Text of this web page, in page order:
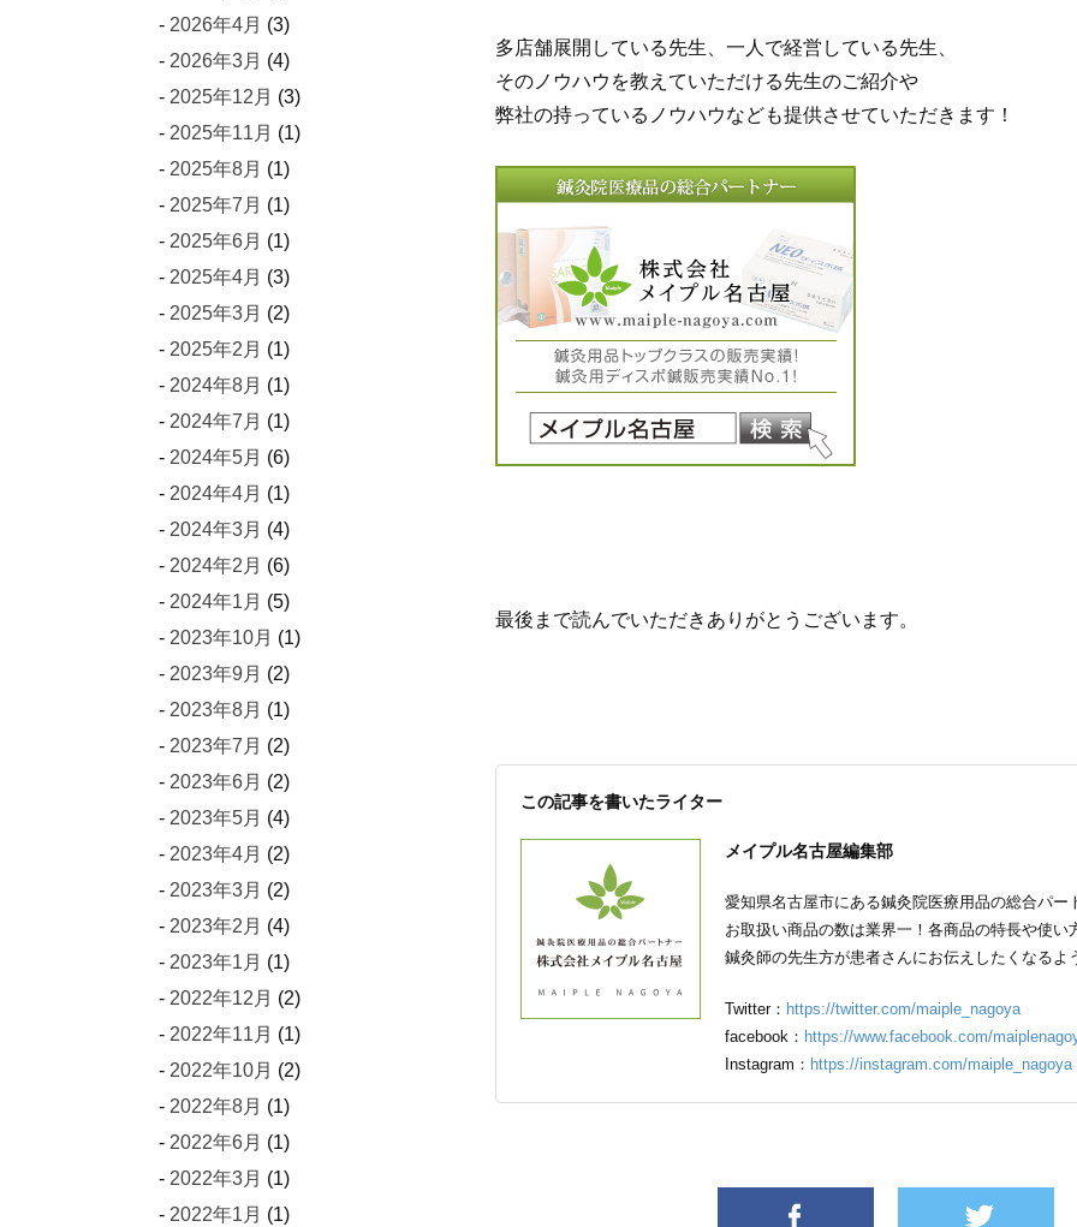
多店舗展開している先生、一人で経営している先生、
そのノウハウを教えていただける先生のご紹介や
弊社の持っているノウハウなども提供させていただきます！
最後まで読んでいただきありがとうございます。
この記事を書いたライター
メイプル名古屋編集部
愛知県名古屋市にある鍼灸院医療用品の総合パ
お取扱い商品の数は業界一！各商品の特長や使い
鍼灸師の先生方が患者さんにお伝えしたくなるよ
Twitter： https://twitter.com/maiple_nagoya
facebook： https://www.facebook.com/
Instagram： https://instagram.com/maiple_nagoya
2026年4月 (3)
2026年3月 (4)
2025年12月 (3)
2025年11月 (1)
2025年8月 (1)
2025年7月 (1)
2025年6月 (1)
2025年4月 (3)
2025年3月 (2)
2025年2月 (1)
2024年8月 (1)
2024年7月 (1)
2024年5月 (6)
2024年4月 (1)
2024年3月 (4)
2024年2月 (6)
2024年1月 (5)
2023年10月 (1)
2023年9月 (2)
2023年8月 (1)
2023年7月 (2)
2023年6月 (2)
2023年5月 (4)
2023年4月 (2)
2023年3月 (2)
2023年2月 (4)
2023年1月 (1)
2022年12月 (2)
2022年11月 (1)
2022年10月 (2)
2022年8月 (1)
2022年6月 (1)
2022年3月 (1)
2022年1月 (1)